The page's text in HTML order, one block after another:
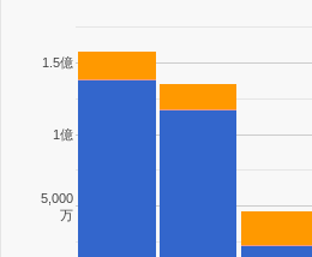
5,000
万
1億
1.5億